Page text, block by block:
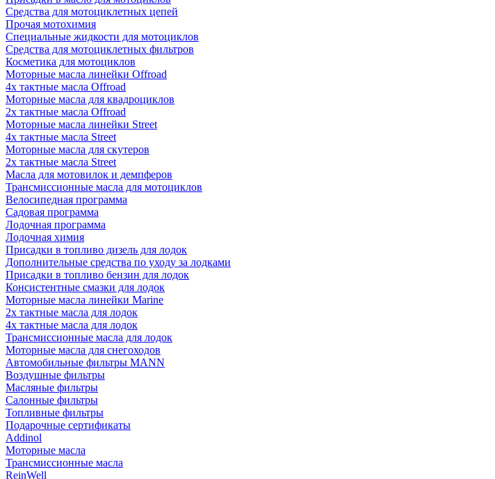
Средства для мотоциклетных цепей
Прочая мотохимия
Специальные жидкости для мотоциклов
Средства для мотоциклетных фильтров
Косметика для мотоциклов
Моторные масла линейки Offroad
4х тактные масла Offroad
Моторные масла для квадроциклов
2х тактные масла Offroad
Моторные масла линейки Street
4х тактные масла Street
Моторные масла для скутеров
2х тактные масла Street
Масла для мотовилок и демпферов
Трансмиссионные масла для мотоциклов
Велосипедная программа
Садовая программа
Лодочная программа
Лодочная химия
Присадки в топливо дизель для лодок
Дополнительные средства по уходу за лодками
Присадки в топливо бензин для лодок
Консистентные смазки для лодок
Моторные масла линейки Marine
2х тактные масла для лодок
4х тактные масла для лодок
Трансмиссионные масла для лодок
Моторные масла для снегоходов
Автомобильные фильтры MANN
Воздушные фильтры
Масляные фильтры
Салонные фильтры
Топливные фильтры
Подарочные сертификаты
Addinol
Моторные масла
Трансмиссионные масла
ReinWell